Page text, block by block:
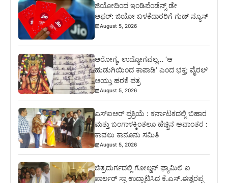
ಜಿಯೋದಿಂದ ಇಂಡಿಪೆಂಡೆನ್ಸ್ ಡೇ
ಆಫರ್: ಜಿಯೋ ಬಳಕೆದಾರರಿಗೆ ಗುಡ್ ನ್ಯೂಸ್
August 5, 2026
ಆರೋಗ್ಯ, ಉದ್ಯೋಗವಲ್ಲ… ‘ಆ
ಹುಡುಗಿಯಿಂದ ಕಾಪಾಡಿ’ ಎಂದ ಭಕ್ತ; ವೈರಲ್
ಆಯ್ತು ಹರಕೆ ಪತ್ರ
August 5, 2026
ಎಸ್‍ಐಆರ್ ಪ್ರಕ್ರಿಯೆ : ಕರ್ನಾಟಕದಲ್ಲಿ ಬಿಹಾರ
ಮತ್ತು ಬಂಗಾಳಕ್ಕಿಂತಲೂ ಹೆಚ್ಚಿನ ಅವಾಂತರ :
ಕಾವಲು ಕಾನೂನು ಸಮಿತಿ
August 5, 2026
ಚಿತ್ರದುರ್ಗದಲ್ಲಿ ಗೋಲ್ಡನ್ ಫ್ಯಾಮಿಲಿ ಐ
ಪಾರ್ಲರ್ ಸ್ಪಾ ಉದ್ಘಾಟಿಸಿದ ಕೆ.ಎಸ್.ಈಶ್ವರಪ್ಪ